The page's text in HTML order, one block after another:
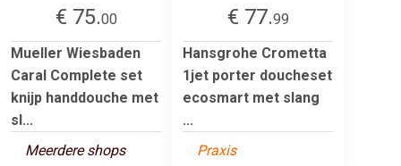
€ 75.00
Mueller Wiesbaden
Caral Complete set
knijp handdouche met
sl...
Meerdere shops
€ 77.99
Hansgrohe Crometta
1jet porter doucheset
ecosmart met slang
...
Praxis